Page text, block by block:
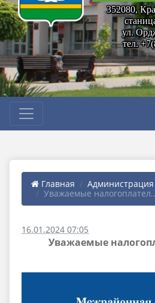
352080,
ул.
тел.
Главная Администрация
Уважаемые
16.01.2024 07:05
Уважаемые